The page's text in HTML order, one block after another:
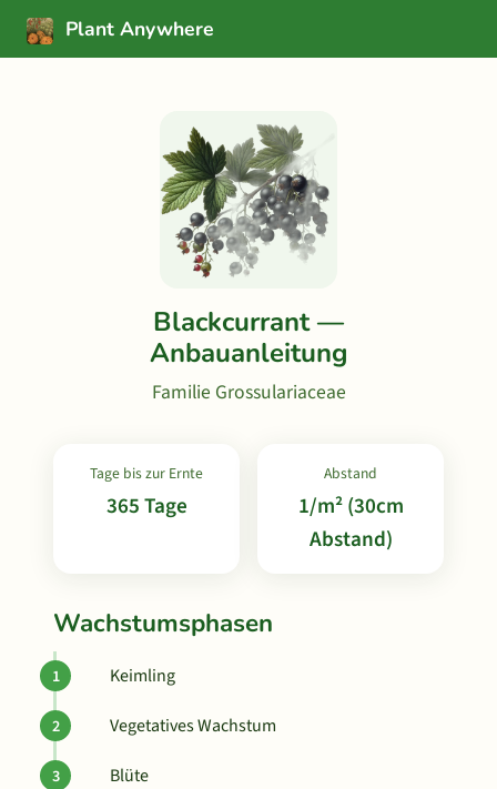
Plant Anywhere
Blackcurrant —
Anbauanleitung
Familie Grossulariaceae
Tage bis zur Ernte
365 Tage
Abstand
1/m² (30cm
Abstand)
Wachstumsphasen
Keimling
Vegetatives Wachstum
Blüte